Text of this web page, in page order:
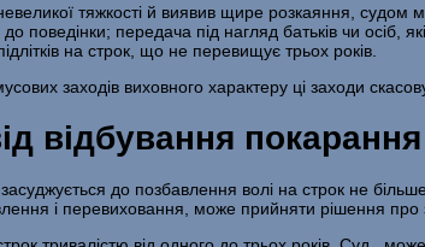
тяжкості й виявив щире розкаяння,
поведінки; передача під нагляд батьків чи осіб,
на строк, що не перевищує трьох років.
за­ходів виховного характеру ці заходи
відбування
до позбавлення волі на строк не
і перевиховання, може прийняти рішення